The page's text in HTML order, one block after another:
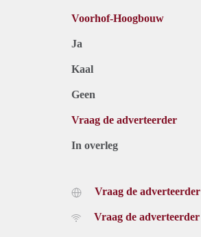
Voorhof-Hoogbouw
Ja
Kaal
Geen
Vraag de adverteerder
In overleg
Vraag de adverteerder
Vraag de adverteerder